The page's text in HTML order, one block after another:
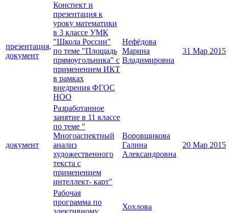
презентация,
документ
Конспект и
презентация к
уроку математики
в 3 классе УМК
"Школа России"
по теме "Площадь
прямоугольника" с
применением ИКТ
в рамках
внедрения ФГОС
НОО
Нефёдова
Марина
Владимировна
31 Мар 2015
документ
Разработанное
занятие в 11 классе
по теме "
Многоаспектный
анализ
художественного
текста с
применением
интеллект- карт"
Воровщикова
Галина
Александровна
20 Мар 2015
Рабочая
программа по
Хохлова